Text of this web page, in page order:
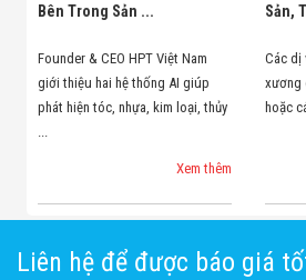
Bên Trong Sản ...
Founder & CEO HPT Việt Nam
giới thiệu hai hệ thống AI giúp
phát hiện tóc, nhựa, kim loại, thủy
Xem thêm
Sản,
Các dị
xương
hoặc
Liên hệ để được báo giá